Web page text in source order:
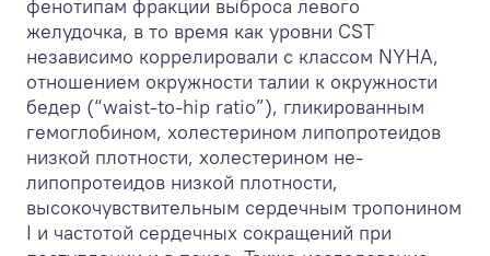
фенотипам фракции выброса левого
желудочка, в то время как уровни CST
независимо коррелировали с классом NYHA,
отношением окружности талии к окружности
бедер (“waist-to-hip ratio”), гликированным
гемоглобином, холестерином липопротеидов
низкой плотности, холестерином не-
липопротеидов низкой плотности,
высокочувствительным сердечным тропонином
I и частотой сердечных сокращений при